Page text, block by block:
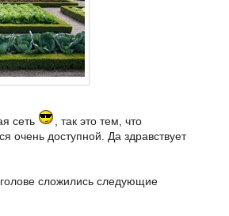
сеть
, так это тем, что
очень доступной. Да здравствует
сложились следующие